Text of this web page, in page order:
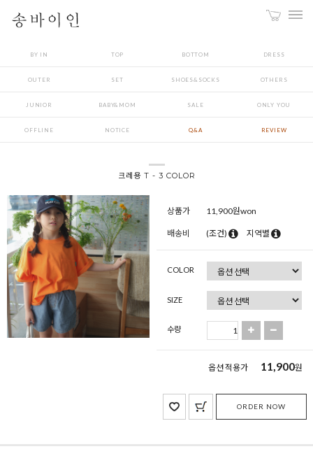
BY IN TOP BOTTOM DRESS
OUTER SET SHOES&SOCKS OTHERS
JUNIOR BABY&MOM SALE ONLY YOU
OFFLINE NOTICE Q&A REVIEW
크레용 T - 3 COLOR
상품가 11,900원won
배송비 (조건) 지역별
COLOR
SIZE
수량
옵션 적용가 11,900원
ORDER NOW